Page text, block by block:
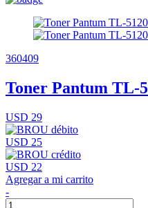
360409
Toner Pantum TL-
USD 29
USD 25
USD 22
Agregar a mi carrito
-